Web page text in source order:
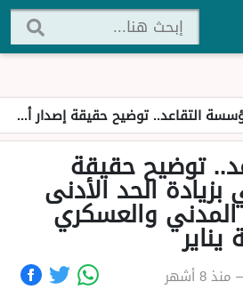
توضيح حقيقة إصدار أمر ملكي بزيادة الحد الأدنى لرواتب التقاعد المدني والعسكري 5000 ريال بداية يناير
توضيح حقيقة
الحد الأدنى
المدني والعسكري
– منذ 8 أشهر